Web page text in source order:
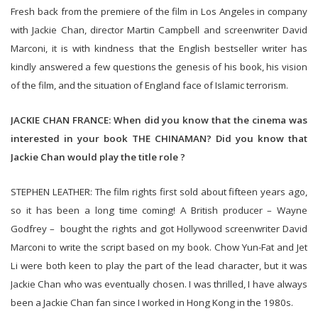
Fresh back from the premiere of the film in Los Angeles in company
with Jackie Chan, director Martin Campbell and screenwriter David
Marconi, it is with kindness that the English bestseller writer has
kindly answered a few questions the genesis of his book, his vision
of the film, and the situation of England face of Islamic terrorism.
JACKIE CHAN FRANCE: When did you know that the cinema was
interested in your book THE CHINAMAN? Did you know that
Jackie Chan would play the title role ?
STEPHEN LEATHER: The film rights first sold about fifteen years ago,
so it has been a long time coming! A British producer – Wayne
Godfrey – bought the rights and got Hollywood screenwriter David
Marconi to write the script based on my book. Chow Yun-Fat and Jet
Li were both keen to play the part of the lead character, but it was
Jackie Chan who was eventually chosen. I was thrilled, I have always
been a Jackie Chan fan since I worked in Hong Kong in the 1980s.